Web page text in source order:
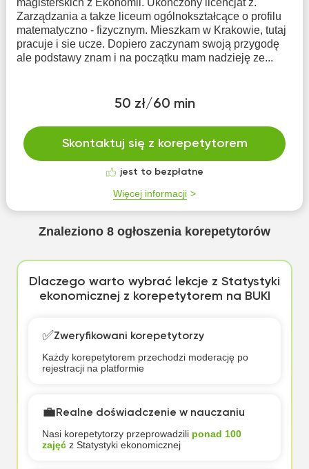
magisterskich z Ekonomii. Ukończony licencjat z.
Zarządzania a takze liceum ogólnokształcące o profilu
matematyczno - fizycznym. Mieszkam w Krakowie, tutaj
pracuje i sie ucze. Dopiero zaczynam swoją przygodę
ale podstawy znam i na początku mam nadzieję ze...
50 zł/60 min
Skontaktuj się z korepetytorem
jest to bezpłatne
Więcej informacji
Znaleziono 8 ogłoszenia korepetytorów
Dlaczego warto wybrać lekcje z Statystyki
ekonomicznej z korepetytorem na BUKI
✅Zweryfikowani korepetytorzy
Każdy korepetytorem przechodzi moderację po
rejestracji na platformie
💼Realne doświadczenie w nauczaniu
Nasi korepetytorzy przeprowadzili ponad 100
zajęćz Statystyki ekonomicznej